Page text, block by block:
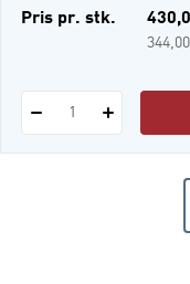
i-bog
Pris pr. stk.
1